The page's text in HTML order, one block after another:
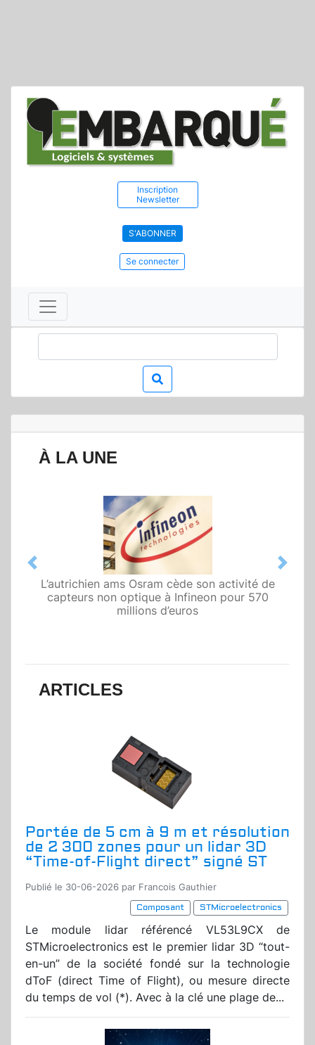
Inscription
Newsletter
S'ABONNER
Se connecter
À LA UNE
L’autrichien ams Osram cède son activité de
capteurs non optique à Infineon pour 570
millions d’euros
Qualcomm met en avant une architecture
fondée sur l’IA physique au service de robots
domestiques et humanoïdes
Previous Next
ARTICLES
Portée de 5 cm à 9 m et résolution
de 2 300 zones pour un lidar 3D
“Time-of-Flight direct” signé ST
Publié le 30-06-2026 par Francois Gauthier
Composant
STMicroelectronics
Le module lidar référencé VL53L9CX de
STMicroelectronics est le premier lidar 3D “tout-
en-un” de la société fondé sur la technologie
dToF (direct Time of Flight), ou mesure directe
du temps de vol (*). Avec à la clé une plage de...